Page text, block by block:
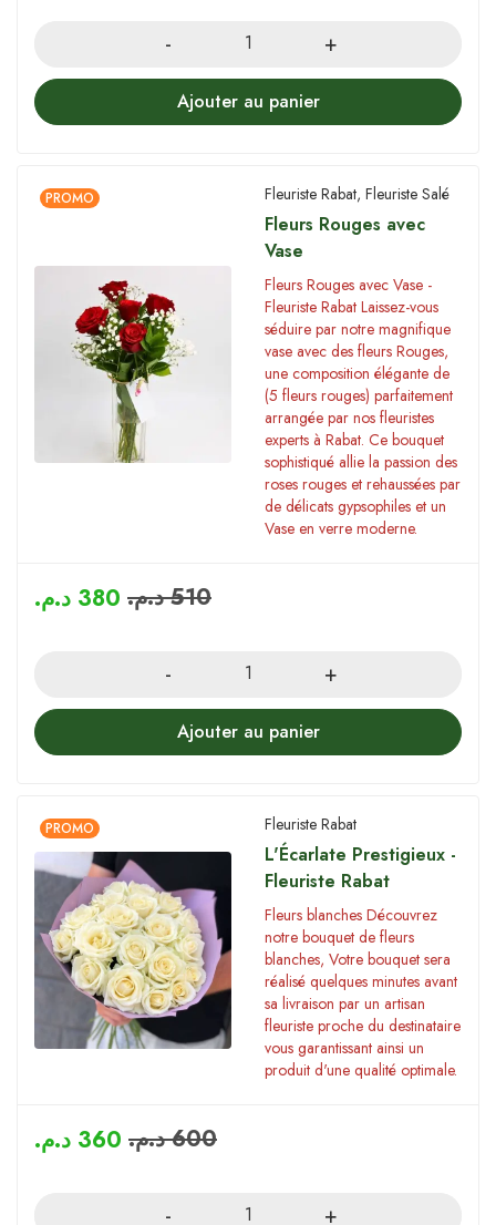
Ajouter au panier
PROMO Fleuriste Rabat, Fleuriste Salé
Fleurs Rouges avec
Vase
Fleurs Rouges avec Vase -
Fleuriste Rabat Laissez-vous
séduire par notre magnifique
vase avec des fleurs Rouges,
une composition élégante de
(5 fleurs rouges) parfaitement
arrangée par nos fleuristes
experts à Rabat. Ce bouquet
sophistiqué allie la passion des
roses rouges et rehaussées par
de délicats gypsophiles et un
Vase en verre moderne.
510 د.م. 380 د.م.
Ajouter au panier
PROMO Fleuriste Rabat
L'Écarlate Prestigieux -
Fleuriste Rabat
Fleurs blanches Découvrez
notre bouquet de fleurs
blanches, Votre bouquet sera
réalisé quelques minutes avant
sa livraison par un artisan
fleuriste proche du destinataire
vous garantissant ainsi un
produit d'une qualité optimale.
600 د.م. 360 د.م.